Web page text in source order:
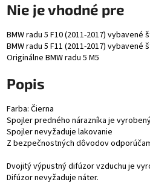
Nie je vhodné pre
BMW radu 5 F10 (2011-2017)
BMW radu 5 F11 (2011-2017)
Originálne BMW radu 5 M5
Popis
Farba: Čierna
Spojler predného nárazníka je
Spojler nevyžaduje lakovanie
Z bezpečnostných dôvodov
Dvojitý výpustný difúzor vzduchu je
Difúzor nevyžaduje náter.